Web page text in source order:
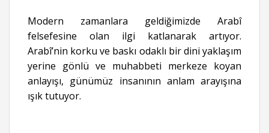
Modern zamanlara geldiğimizde Arabî
felsefesine olan ilgi katlanarak artıyor.
Arabî’nin korku ve baskı odaklı bir dini yaklaşım
yerine gönlü ve muhabbeti merkeze koyan
anlayışı, günümüz insanının anlam arayışına
ışık tutuyor.